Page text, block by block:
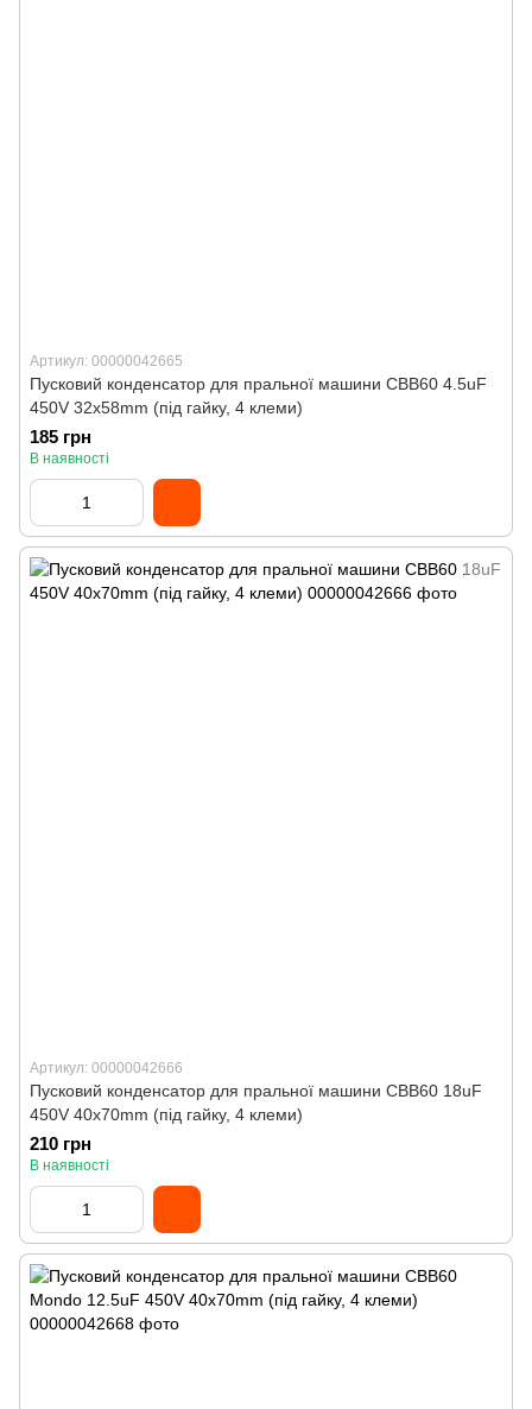
Артикул: 00000042665
Пусковий конденсатор для пральної машини CBB60 4.5uF
450V 32x58mm (під гайку, 4 клеми)
185 грн
В наявності
Артикул: 00000042666
Пусковий конденсатор для пральної машини CBB60 18uF
450V 40x70mm (під гайку, 4 клеми)
210 грн
В наявності